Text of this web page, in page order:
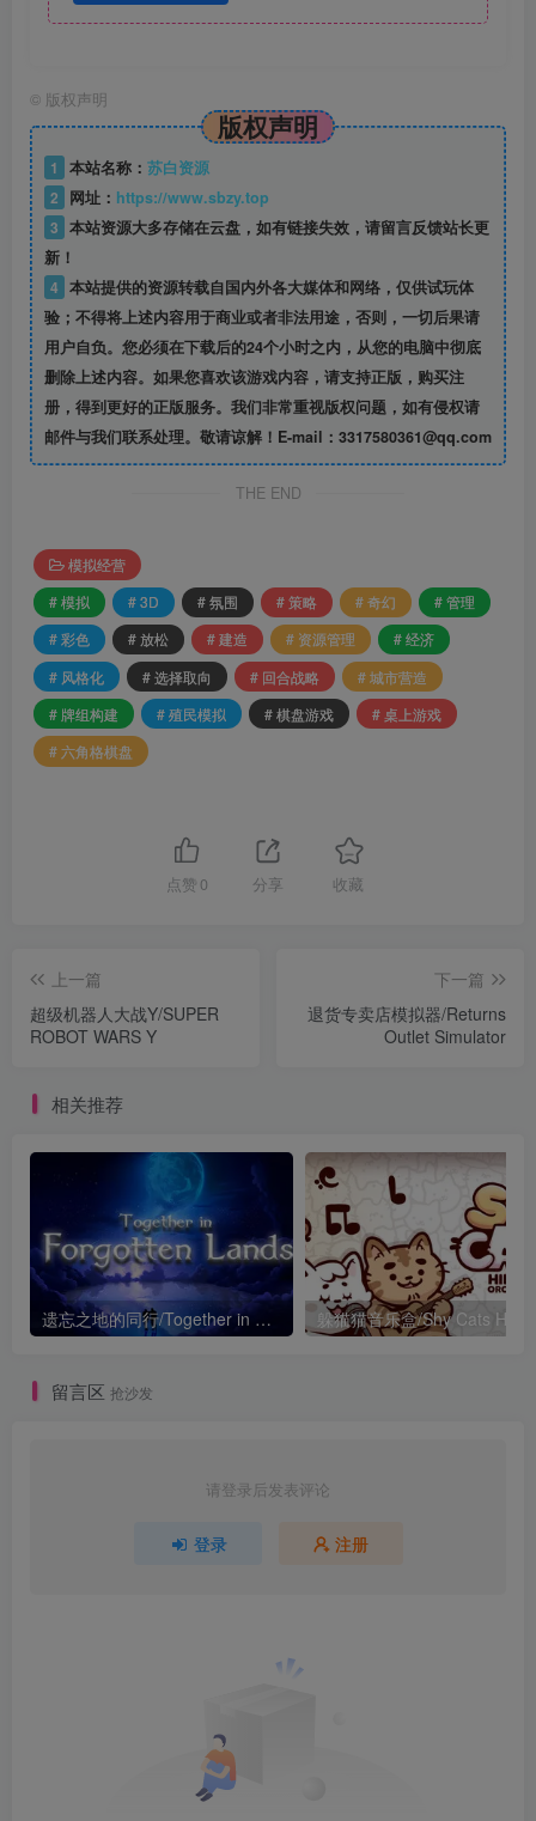
© 版权声明
版权声明
1 本站名称： 苏白资源
2
网址： https://www.sbzy.top
3 本站资源大多存储在云盘，如有链接失效，请留言反馈站长更
新！
4 本站提供的资源转载自国内外各大媒体和网络，仅供试玩体
验；不得将上述内容用于商业或者非法用途，否则，一切后果请
用户自负。您必须在下载后的24个小时之内，从您的电脑中彻底
删除上述内容。如果您喜欢该游戏内容，请支持正版，购买注
册，得到更好的正版服务。我们非常重视版权问题，如有侵权请
邮件与我们联系处理。敬请谅解！E-mail：3317580361@qq.com
THE END
模拟经营
# 模拟
# 3D # 氛围 # 策略 # 奇幻
# 管理
# 彩色
# 放松 # 建造 # 资源管理
# 经济
# 风格化
# 选择取向 # 回合战略
# 城市营造
# 牌组构建
# 殖民模拟 # 棋盘游戏
# 桌上游戏
# 六角格棋盘
点赞 0 分享 收藏
上一篇
超级机器人大战Y/SUPER
ROBOT WARS Y
下一篇
退货专卖店模拟器/Returns
Outlet Simulator
相关推荐
遗忘之地的同行/Together in Forgotten Lands
留言区 抢沙发
请登录后发表评论
登录 注册